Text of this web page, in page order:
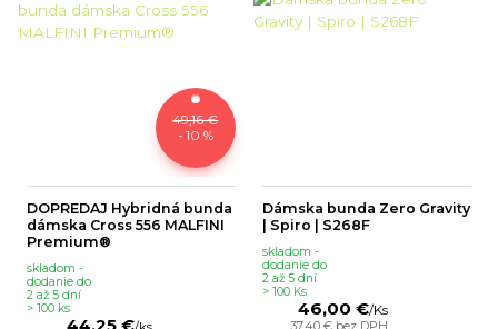
49,16 €
- 10 %
DOPREDAJ Hybridná bunda
dámska Cross 556 MALFINI
Premium®
skladom -
dodanie do
2 až 5 dní
> 100 ks
Dámska bunda Zero Gravity
| Spiro | S268F
46,00 €/Ks
skladom -
dodanie do
2 až 5 dní
> 100 Ks